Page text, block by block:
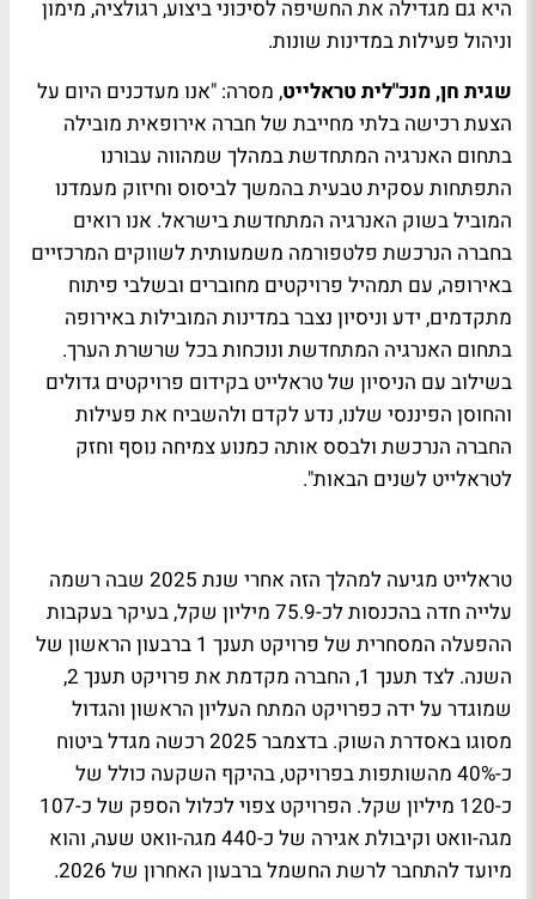
היא גם מגדילה את החשיפה לסיכוני ביצוע, רגולציה, מימון
וניהול פעילות במדינות שונות.
שגית חן, מנכ"לית טראלייט, מסרה: "אנו מעדכנים היום על
הצעת רכישה בלתי מחייבת של חברה אירופאית מובילה
בתחום האנרגיה המתחדשת במהלך שמהווה עבורנו
התפתחות עסקית טבעית בהמשך לביסוס וחיזוק מעמדנו
המוביל בשוק האנרגיה המתחדשת בישראל. אנו רואים
בחברה הנרכשת פלטפורמה משמעותית לשווקים המרכזיים
באירופה, עם תמהיל פרויקטים מחוברים ובשלבי פיתוח
מתקדמים, ידע וניסיון נצבר במדינות המובילות באירופה
בתחום האנרגיה המתחדשת ונוכחות בכל שרשרת הערך.
בשילוב עם הניסיון של טראלייט בקידום פרויקטים גדולים
והחוסן הפיננסי שלנו, נדע לקדם ולהשביח את פעילות
החברה הנרכשת ולבסס אותה כמנוע צמיחה נוסף וחזק
לטראלייט לשנים הבאות".
טראלייט מגיעה למהלך הזה אחרי שנת 2025 שבה רשמה
עלייה חדה בהכנסות לכ-75.9 מיליון שקל, בעיקר בעקבות
ההפעלה המסחרית של פרויקט תענך 1 ברבעון הראשון של
השנה. לצד תענך 1, החברה מקדמת את פרויקט תענך 2,
שמוגדר על ידה כפרויקט המתח העליון הראשון והגדול
מסוגו באסדרת השוק. בדצמבר 2025 רכשה מגדל ביטוח
כ-40% מהשותפות בפרויקט, בהיקף השקעה כולל של
כ-120 מיליון שקל. הפרויקט צפוי לכלול הספק של כ-107
מגה-וואט וקיבולת אגירה של כ-440 מגה-וואט שעה, והוא
מיועד להתחבר לרשת החשמל ברבעון האחרון של 2026.